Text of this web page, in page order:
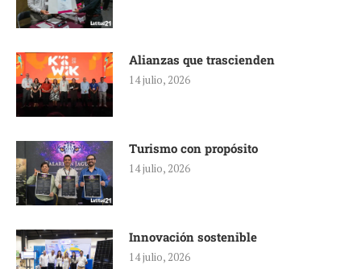
Alianzas que trascienden
14 julio, 2026
Turismo con propósito
14 julio, 2026
Innovación sostenible
14 julio, 2026